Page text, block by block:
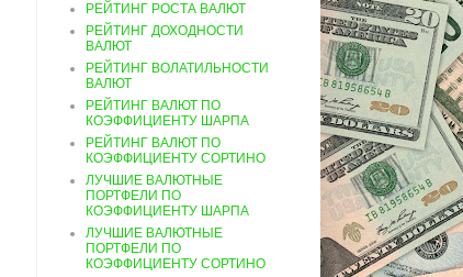
РЕЙТИНГ РОСТА ВАЛЮТ
РЕЙТИНГ ДОХОДНОСТИ
ВАЛЮТ
РЕЙТИНГ ВОЛАТИЛЬНОСТИ
ВАЛЮТ
РЕЙТИНГ ВАЛЮТ ПО
КОЭФФИЦИЕНТУ ШАРПА
РЕЙТИНГ ВАЛЮТ ПО
КОЭФФИЦИЕНТУ СОРТИНО
ЛУЧШИЕ ВАЛЮТНЫЕ
ПОРТФЕЛИ ПО
КОЭФФИЦИЕНТУ ШАРПА
ЛУЧШИЕ ВАЛЮТНЫЕ
ПОРТФЕЛИ ПО
КОЭФФИЦИЕНТУ СОРТИНО